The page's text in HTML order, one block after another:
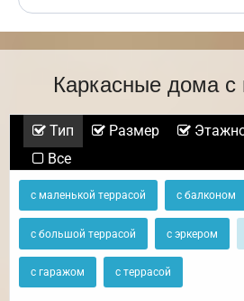
Каркасные дома с
Тип Размер
Все
с маленькой террасой с балконом
с большой террасой с эркером
с гаражом с террасой